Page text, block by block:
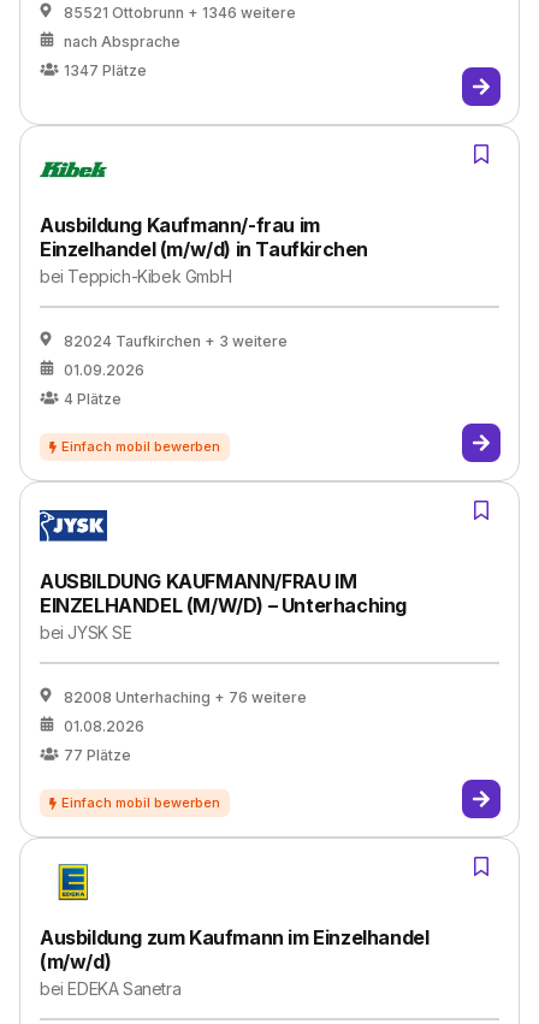
85521 Ottobrunn + 1346 weitere
nach Absprache
1347 Plätze
Ausbildung Kaufmann/-frau im
Einzelhandel (m/w/d) in Taufkirchen
bei Teppich-Kibek GmbH
82024 Taufkirchen + 3 weitere
01.09.2026
4 Plätze
AUSBILDUNG KAUFMANN/FRAU IM
EINZELHANDEL (M/W/D) – Unterhaching
bei JYSK SE
82008 Unterhaching + 76 weitere
01.08.2026
77 Plätze
Ausbildung zum Kaufmann im Einzelhandel
(m/w/d)
beiEDEKA Sanetra